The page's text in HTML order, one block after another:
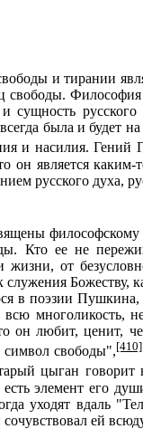
и тирании
свободы.
русского
была и будет
и насилия.
он является
русского духа,
Кто ее не
от
служения Божеству,
в поэзии Пушкина,
всю многоликость,
он любит, ценит,
символ свободы",[410]
цыган говорит
есть элемент его
уходят вдаль
ей